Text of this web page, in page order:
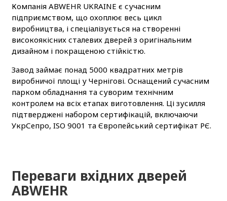
Компанія ABWEHR UKRAINE є сучасним
підприємством, що охоплює весь цикл
виробництва, і спеціалізується на створенні
високоякісних сталевих дверей з оригінальним
дизайном і покращеною стійкістю.
Завод займає понад 5000 квадратних метрів
виробничої площі у Чернігові. Оснащений сучасним
парком обладнання та суворим технічним
контролем на всіх етапах виготовлення. Ці зусилля
підтверджені набором сертифікацій, включаючи
УкрСепро, ISO 9001 та Європейський сертифікат РЄ.
Переваги вхідних дверей
ABWEHR